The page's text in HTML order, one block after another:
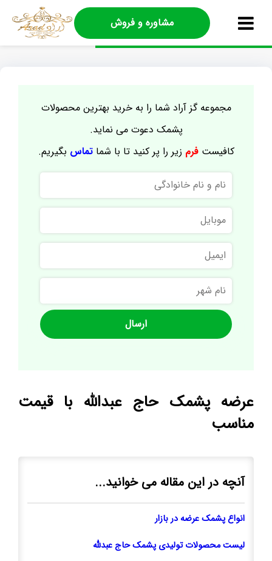
مشاوره و فروش
مجموعه گز آراد شما را به خرید بهترین محصولات
پشمک دعوت می نماید.
کافیستفرم زیر را پر کنید تا با شماتماس بگیریم.
نام
و
نام
خانوادگی
موبایل
ایمیل
نام
شهر
عرضه پشمک حاج عبدالله با قیمت
مناسب
آنچه در این مقاله می خوانید...
انواع پشمک عرضه در بازار
لیست محصولات تولیدی پشمک حاج عبدلله